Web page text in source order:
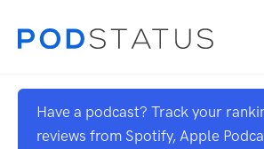
Have a podcast? Track your
reviews from Spotify, Apple